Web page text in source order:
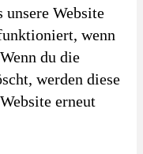
Website
wenn
du die
werden diese
erneut